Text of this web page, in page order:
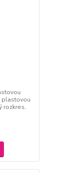
plastovou
rozkres,